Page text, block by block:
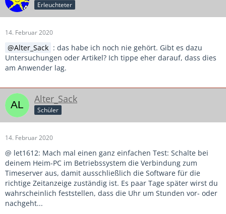
Erleuchteter
14. Februar 2020
Alter_Sack : das habe ich noch nie gehört. Gibt es dazu
Untersuchungen oder Artikel? Ich tippe eher darauf, dass dies
am Anwender lag.
Alter_Sack
Schüler
14. Februar 2020
@ let1612: Mach mal einen ganz einfachen Test: Schalte bei
deinem Heim-PC im Betriebssystem die Verbindung zum
Timeserver aus, damit ausschließlich die Software für die
richtige Zeitanzeige zuständig ist. Es paar Tage später wirst du
wahrscheinlich feststellen, dass die Uhr um Stunden vor- oder
nachgeht...